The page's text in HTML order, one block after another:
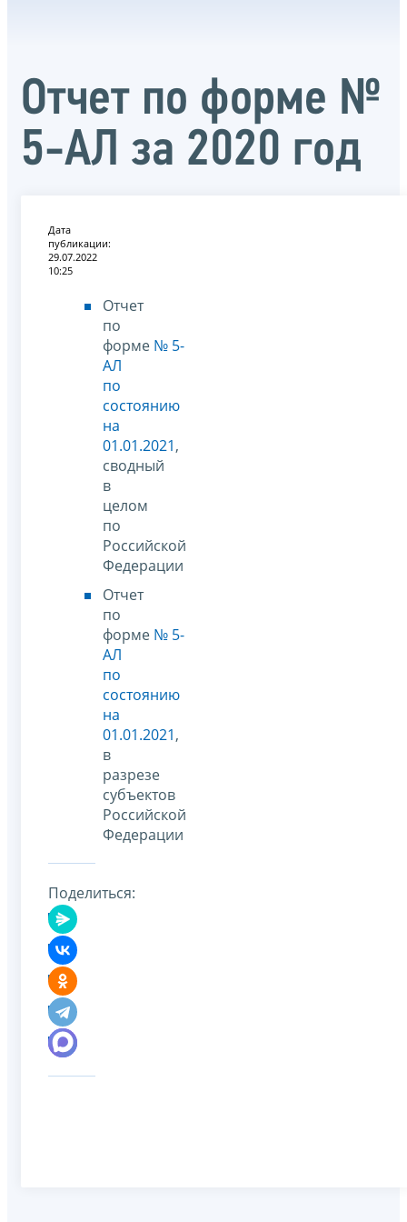
Отчет по форме №
5-АЛ за 2020 год
Дата
публикации:
29.07.2022
10:25
Отчет
по
форме № 5-
АЛ
по
состоянию
на
01.01.2021,
сводный
в
целом
по
Российской
Федерации
Отчет
по
форме № 5-
АЛ
по
состоянию
на
01.01.2021,
в
разрезе
субъектов
Российской
Федерации
Поделиться: